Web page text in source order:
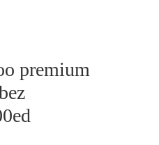
premium